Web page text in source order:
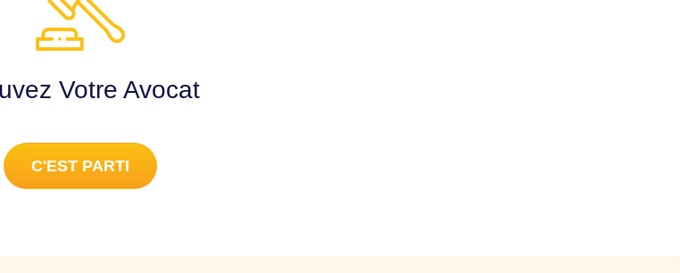
Votre Avocat
C'EST PARTI